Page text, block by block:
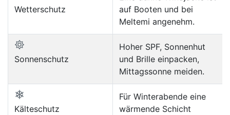
Wetterschutz
auf Booten und bei
Meltemi angenehm.
Sonnenschutz
Hoher SPF, Sonnenhut
und Brille einpacken,
Mittagssonne meiden.
Kälteschutz
Für Winterabende eine
wärmende Schicht